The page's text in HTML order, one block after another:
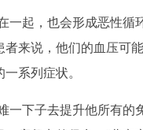
起，也会形成恶性循
来说，他们的血压可
系列症状。
下子去提升他所有的